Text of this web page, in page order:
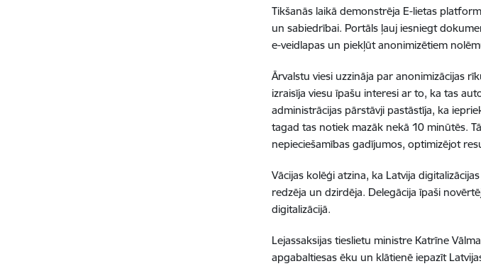
Tikšanās laikā demonstrēja E-lietas
un sabiedrībai. Portāls ļauj iesniegt
e-veidlapas un piekļūt anonimizētiem
Ārvalstu viesi uzzināja par anonimizācijas
izraisīja viesu īpašu interesi ar to, ka tas
administrācijas pārstāvji pastāstīja, ka
tagad tas notiek mazāk nekā 10 minūtēs.
nepieciešamības gadījumos, optimizējot
Vācijas kolēģi atzina, ka Latvija
redzēja un dzirdēja. Delegācija īpaši
digitalizācijā.
Lejassaksijas tieslietu ministre Katrīne
apgabaltiesas ēku un klātienē iepazīt